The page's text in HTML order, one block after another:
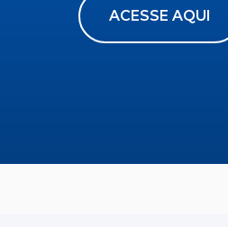
ACESSE AQUI